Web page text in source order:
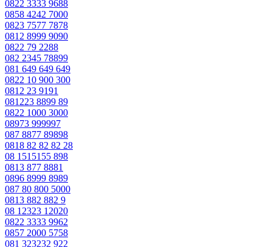
0822 3333 9688
0858 4242 7000
0823 7577 7878
0812 8999 9090
0822 79 2288
082 2345 78899
081 649 649 649
0822 10 900 300
0812 23 9191
081223 8899 89
0822 1000 3000
08973 999997
087 8877 89898
0818 82 82 82 28
08 1515155 898
0813 877 8881
0896 8999 8989
087 80 800 5000
0813 882 882 9
08 12323 12020
0822 3333 9962
0857 2000 5758
081 323232 922